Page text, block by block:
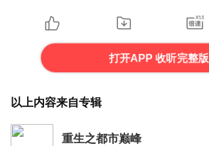
打开APP 收听完整版
以上内容来自专辑
重生之都市巅峰